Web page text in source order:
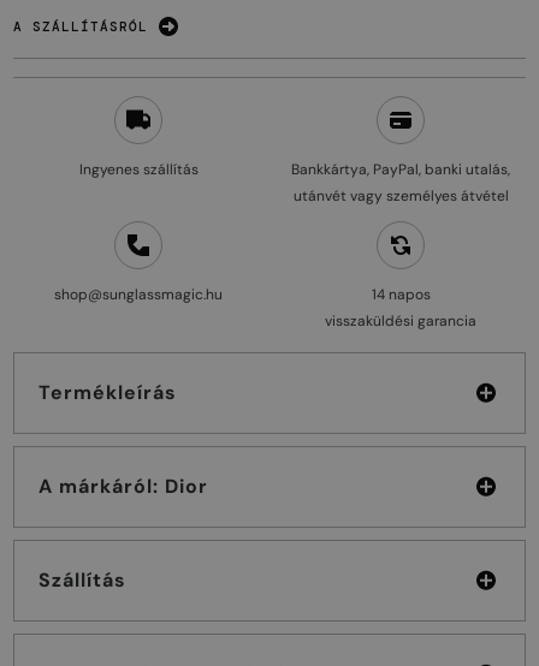
Ingyenes szállítás
Bankkártya, PayPal, banki utalás,
utánvét vagy személyes átvétel
shop@sunglassmagic.hu
14 napos
visszaküldési garancia
Termékleírás
A márkáról: Dior
Szállítás
A SZÁLLÍTÁSRÓL